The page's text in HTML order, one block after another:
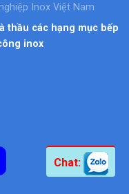
Inox Việt Nam
thầu các hạng mục bếp
inox
Chat: